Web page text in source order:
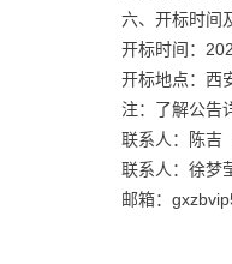
六、开标时间
开标时间：
开标地点：西
注：了解公告
联系人：陈吉
联系人：徐梦
邮箱：